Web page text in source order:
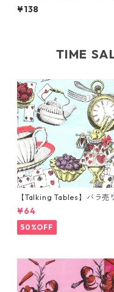
枚 ランチサイズ ペーパーナ
キン SMALL BLOSSOMS ピ
¥138
TIME
【Talking Tables】バラ売
枚 カクテルサイズ ペーパー
プキン Alice in
ブルー
¥64
50%OFF